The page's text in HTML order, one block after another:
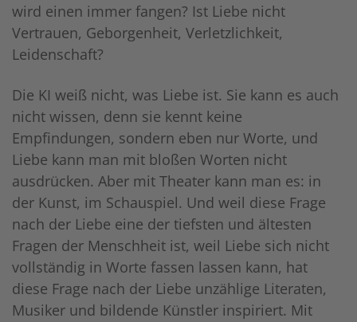
wird einen immer fangen? Ist Liebe nicht
Vertrauen, Geborgenheit, Verletzlichkeit,
Leidenschaft?
Die KI weiß nicht, was Liebe ist. Sie kann es auch
nicht wissen, denn sie kennt keine
Empfindungen, sondern eben nur Worte, und
Liebe kann man mit bloßen Worten nicht
ausdrücken. Aber mit Theater kann man es: in
der Kunst, im Schauspiel. Und weil diese Frage
nach der Liebe eine der tiefsten und ältesten
Fragen der Menschheit ist, weil Liebe sich nicht
vollständig in Worte fassen lassen kann, hat
diese Frage nach der Liebe unzählige Literaten,
Musiker und bildende Künstler inspiriert. Mit